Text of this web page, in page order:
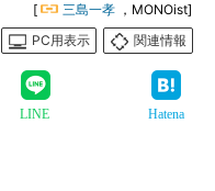
[ 三島一孝 ，MONOist]
PC用表示
関連情報
LINE Hatena